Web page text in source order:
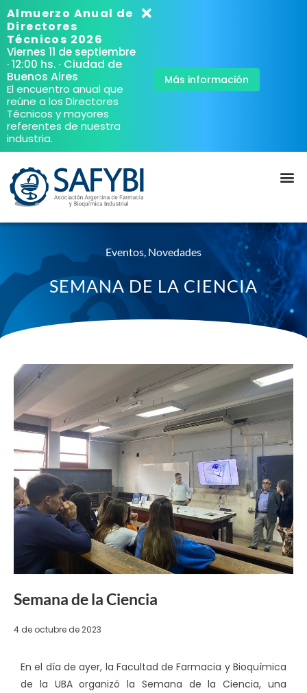
Almuerzo Anual de
Directores
Técnicos 2026
Viernes 11 de septiembre
· 12:00 hs. · Ciudad de
Buenos Aires
El encuentro anual que
reúne a los Directores
Técnicos y mayores
referentes de nuestra
industria.
Más información
Eventos, Novedades
SEMANA DE LA CIENCIA
Semana de la Ciencia
4 de octubre de 2023
En el día de ayer, la Facultad de Farmacia y Bioquímica
de la UBA organizó la Semana de la Ciencia, una